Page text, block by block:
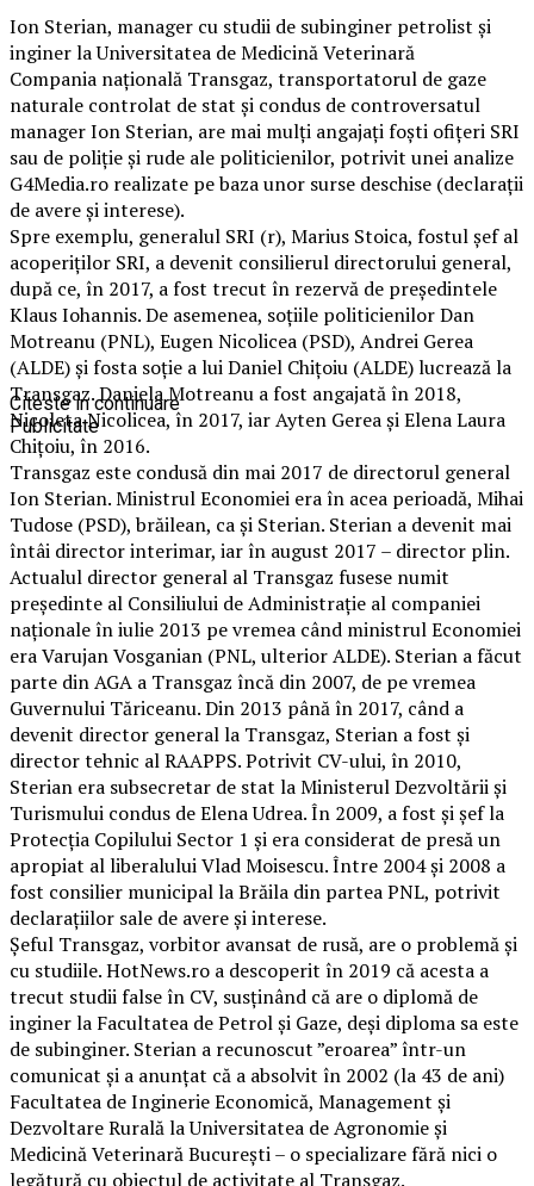
Ion Sterian, manager cu studii de subinginer petrolist și
inginer la Universitatea de Medicină Veterinară
Compania națională Transgaz, transportatorul de gaze
naturale controlat de stat și condus de controversatul
manager Ion Sterian, are mai mulți angajați foști ofițeri SRI
sau de poliție și rude ale politicienilor, potrivit unei analize
G4Media.ro realizate pe baza unor surse deschise (declarații
de avere și interese).
Spre exemplu, generalul SRI (r), Marius Stoica, fostul șef al
acoperiților SRI, a devenit consilierul directorului general,
după ce, în 2017, a fost trecut în rezervă de președintele
Klaus Iohannis. De asemenea, soțiile politicienilor Dan
Motreanu (PNL), Eugen Nicolicea (PSD), Andrei Gerea
(ALDE) și fosta soție a lui Daniel Chițoiu (ALDE) lucrează la
Transgaz. Daniela Motreanu a fost angajată în 2018,
Nicoleta Nicolicea, în 2017, iar Ayten Gerea și Elena Laura
Chițoiu, în 2016.
Transgaz este condusă din mai 2017 de directorul general
Ion Sterian. Ministrul Economiei era în acea perioadă, Mihai
Tudose (PSD), brăilean, ca și Sterian. Sterian a devenit mai
întâi director interimar, iar în august 2017 – director plin.
Actualul director general al Transgaz fusese numit
președinte al Consiliului de Administrație al companiei
naționale în iulie 2013 pe vremea când ministrul Economiei
era Varujan Vosganian (PNL, ulterior ALDE). Sterian a făcut
parte din AGA a Transgaz încă din 2007, de pe vremea
Guvernului Tăriceanu. Din 2013 până în 2017, când a
devenit director general la Transgaz, Sterian a fost și
director tehnic al RAAPPS. Potrivit CV-ului, în 2010,
Sterian era subsecretar de stat la Ministerul Dezvoltării și
Turismului condus de Elena Udrea. În 2009, a fost și șef la
Protecția Copilului Sector 1 și era considerat de presă un
apropiat al liberalului Vlad Moisescu. Între 2004 și 2008 a
fost consilier municipal la Brăila din partea PNL, potrivit
declarațiilor sale de avere și interese.
Șeful Transgaz, vorbitor avansat de rusă, are o problemă și
cu studiile. HotNews.ro a descoperit în 2019 că acesta a
trecut studii false în CV, susținând că are o diplomă de
inginer la Facultatea de Petrol și Gaze, deși diploma sa este
de subinginer. Sterian a recunoscut ”eroarea” într-un
comunicat și a anunțat că a absolvit în 2002 (la 43 de ani)
Facultatea de Inginerie Economică, Management și
Dezvoltare Rurală la Universitatea de Agronomie și
Medicină Veterinară București – o specializare fără nici o
legătură cu obiectul de activitate al Transgaz.
Citeste in continuare
Publicitate